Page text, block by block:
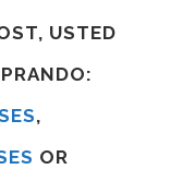
USTED
,
OR